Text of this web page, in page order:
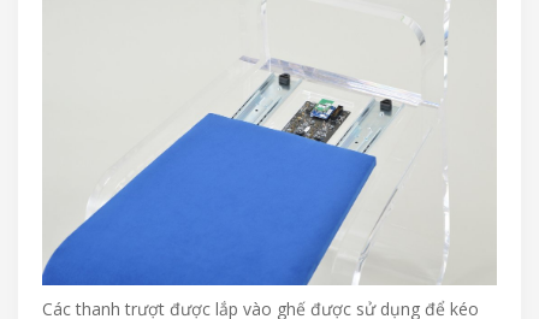
Các thanh trượt được lắp vào ghế được sử dụng để kéo